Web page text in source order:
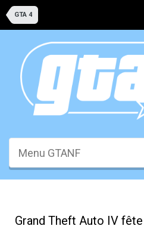
GTA 4
Menu GTANF
Grand Theft Auto IV